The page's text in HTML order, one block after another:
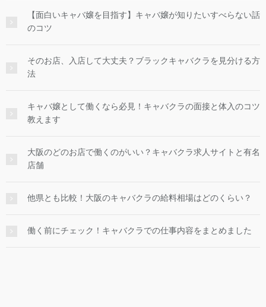
【面白いキャバ嬢を目指す】キャバ嬢が知りたいすべらない話
のコツ
そのお店、入店して大丈夫？ブラックキャバクラを見分ける方
法
キャバ嬢として働くなら必見！キャバクラの面接と体入のコツ
教えます
大阪のどのお店で働くのがいい？キャバクラ求人サイトと有名
店舗
他県とも比較！大阪のキャバクラの給料相場はどのくらい？
働く前にチェック！キャバクラでの仕事内容をまとめました